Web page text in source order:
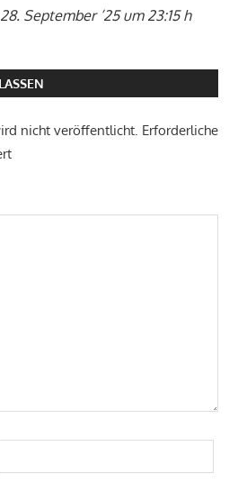
September ’25 um 23:15 h
nicht veröffentlicht. Erforderliche